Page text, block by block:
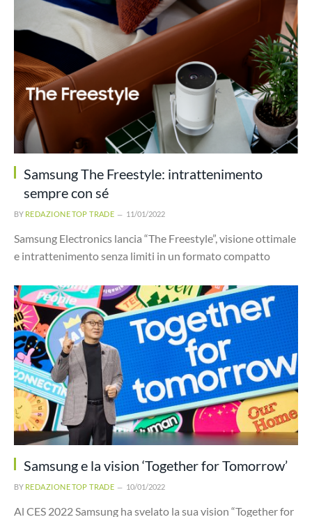
Samsung The Freestyle: intrattenimento
sempre con sé
BY REDAZIONE TOP TRADE 11/01/2022
Samsung Electronics lancia “The Freestyle”, visione ottimale
e intrattenimento senza limiti in un formato compatto
Samsung e la vision ‘Together for Tomorrow’
BY REDAZIONE TOP TRADE 10/01/2022
Al CES 2022 Samsung ha svelato la sua vision “Together for